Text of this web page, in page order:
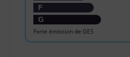
F
G
Forte émission de GES